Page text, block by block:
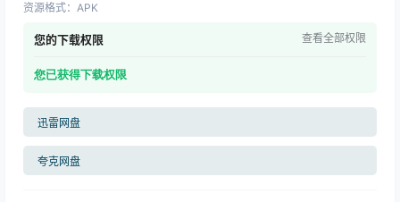
资源格式： APK
您的下载权限 查看全部权限
您已获得下载权限
迅雷网盘
夸克网盘